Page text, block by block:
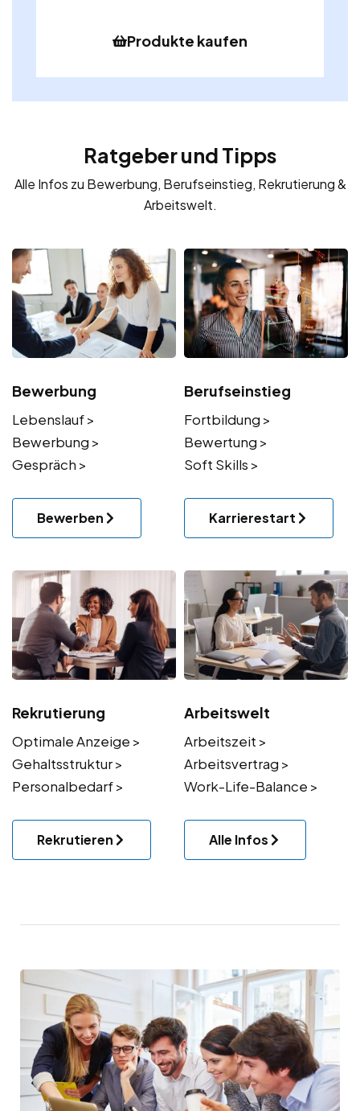
Produkte kaufen
Ratgeber und Tipps
Alle Infos zu Bewerbung, Berufseinstieg, Rekrutierung &
Arbeitswelt.
Bewerbung
Lebenslauf >
Bewerbung >
Gespräch >
Bewerben
Berufseinstieg
Fortbildung >
Bewertung >
Soft Skills >
Karrierestart
Rekrutierung
Optimale Anzeige >
Gehaltsstruktur >
Personalbedarf >
Rekrutieren
Arbeitswelt
Arbeitszeit >
Arbeitsvertrag >
Work-Life-Balance >
Alle Infos